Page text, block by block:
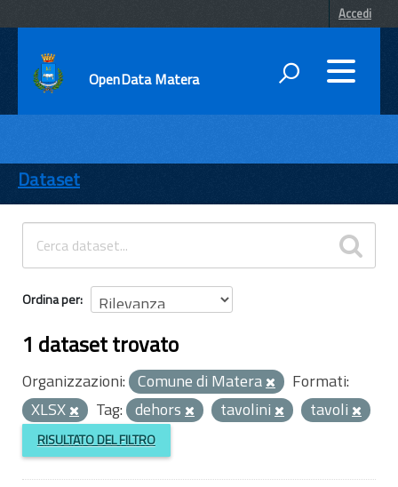
Accedi
OpenData Matera
ENTI
TEMI
INFORMAZIONI
Dataset
Ordina per
1 dataset trovato
Organizzazioni: Comune di Matera
Formati:
XLSX
Tag: dehors tavolini tavoli
RISULTATO DEL FILTRO